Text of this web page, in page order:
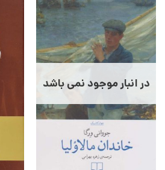
در انبار موجود نمی باشد